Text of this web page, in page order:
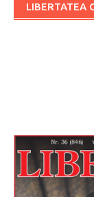
LIBERTATEA